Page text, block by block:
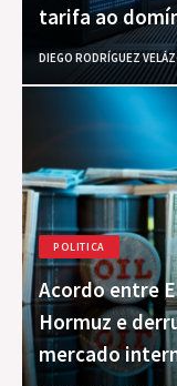
tarifa ao
DIEGO RODRÍGUEZ
POLITICA
Acordo entre
Hormuz e
mercado